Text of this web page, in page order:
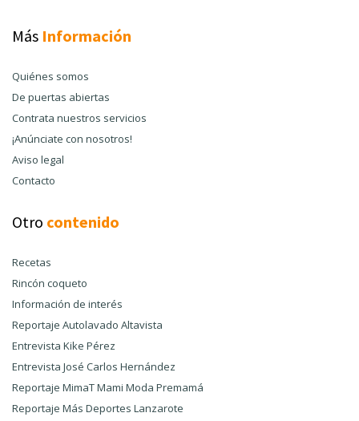
Más Información
Quiénes somos
De puertas abiertas
Contrata nuestros servicios
¡Anúnciate con nosotros!
Aviso legal
Contacto
Otro contenido
Recetas
Rincón coqueto
Información de interés
Reportaje Autolavado Altavista
Entrevista Kike Pérez
Entrevista José Carlos Hernández
Reportaje MimaT Mami Moda Premamá
Reportaje Más Deportes Lanzarote